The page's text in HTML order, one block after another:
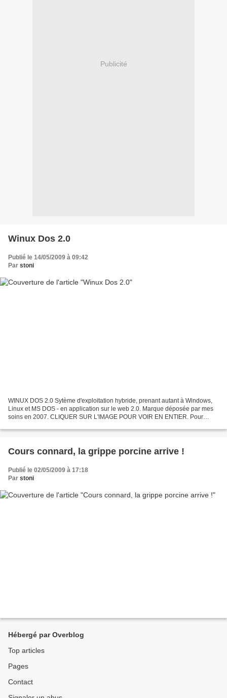
Publicité
Winux Dos 2.0
Publié le 14/05/2009 à 09:42
Par stoni
WINUX DOS 2.0 Sytème d'exploitation hybride, prenant autant à Windows,
Linux et MS DOS - en application sur le web 2.0. Marque déposée par mes
soins en 2007. CLIQUER SUR L'IMAGE POUR VOIR EN ENTIER. Pour
Cours connard, la grippe porcine arrive !
Publié le 02/05/2009 à 17:18
Par stoni
Hébergé par Overblog
Top articles
Pages
Contact